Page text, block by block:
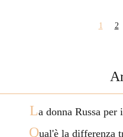
1 2
La donna Russa
Qual'è la differenza